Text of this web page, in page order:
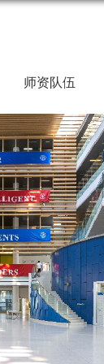
师资队伍